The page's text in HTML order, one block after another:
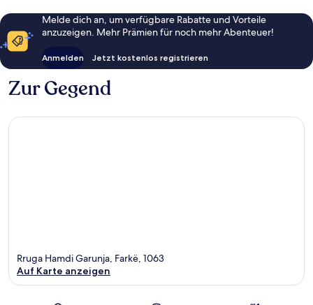
Melde dich an, um verfügbare Rabatte und Vorteile
anzuzeigen. Mehr Prämien für noch mehr Abenteuer!
Anmelden Jetzt kostenlos registrieren
Zur Gegend
Rruga Hamdi Garunja, Farkë, 1063
Auf Karte anzeigen